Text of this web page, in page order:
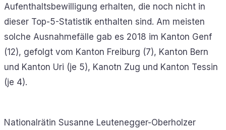
Aufenthaltsbewilligung erhalten, die noch nicht in
dieser Top-5-Statistik enthalten sind. Am meisten
solche Ausnahmefälle gab es 2018 im Kanton Genf
(12), gefolgt vom Kanton Freiburg (7), Kanton Bern
und Kanton Uri (je 5), Kanotn Zug und Kanton Tessin
(je 4).
Nationalrätin Susanne Leutenegger-Oberholzer